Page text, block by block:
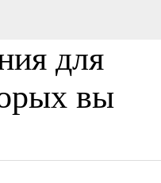
для
вы